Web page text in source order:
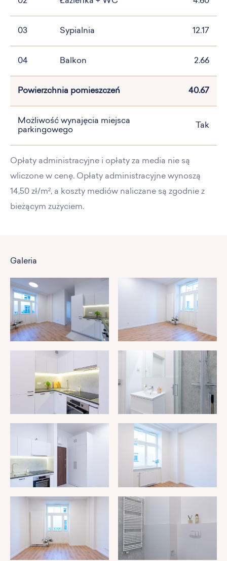
03 Sypialnia 12.17
04 Balkon 2.66
Powierzchnia pomieszczeń 40.67
Możliwość wynajęcia miejsca
parkingowego
Tak
Opłaty administracyjne i opłaty za media nie są
wliczone w cenę. Opłaty administracyjne wynoszą
14,50 zł/m², a koszty mediów naliczane są zgodnie z
bieżącym zużyciem.
Galeria